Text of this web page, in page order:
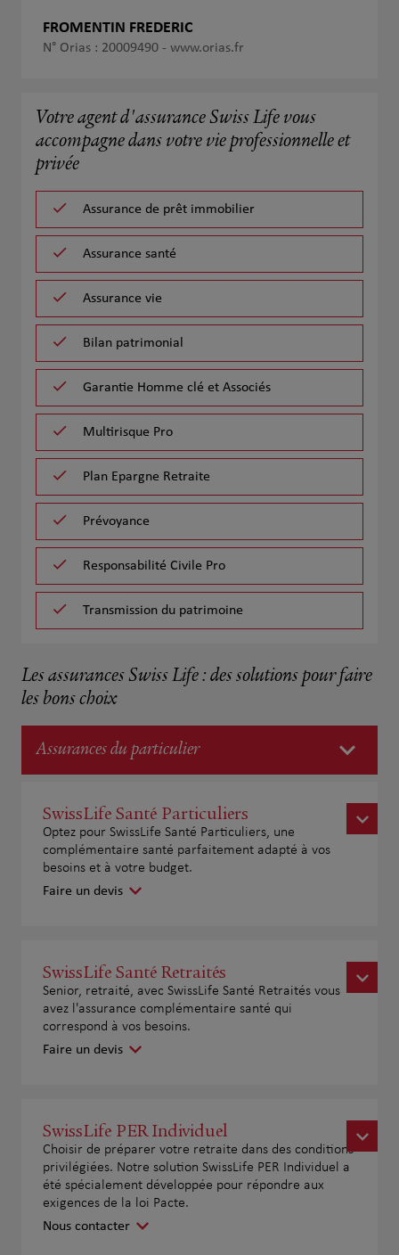
FROMENTIN FREDERIC
N° Orias : 20009490 - www.orias.fr
Votre agent d'assurance Swiss Life vous
accompagne dans votre vie professionnelle et
privée
Assurance de prêt immobilier
Assurance santé
Assurance vie
Bilan patrimonial
Garantie Homme clé et Associés
Multirisque Pro
Plan Epargne Retraite
Prévoyance
Responsabilité Civile Pro
Transmission du patrimoine
Les assurances Swiss Life : des solutions pour faire
les bons choix
Assurances du particulier
SwissLife Santé Particuliers
Optez pour SwissLife Santé Particuliers, une
complémentaire santé parfaitement adapté à vos
besoins et à votre budget.
Faire un devis
SwissLife Santé Retraités
Senior, retraité, avec SwissLife Santé Retraités vous
avez l'assurance complémentaire santé qui
correspond à vos besoins.
Faire un devis
SwissLife PER Individuel
Choisir de préparer votre retraite dans des conditions
privilégiées. Notre solution SwissLife PER Individuel a
été spécialement développée pour répondre aux
exigences de la loi Pacte.
Nous contacter